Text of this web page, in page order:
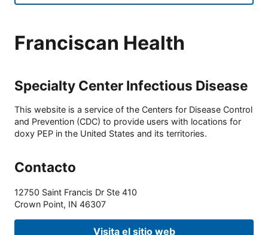
Franciscan Health
Specialty Center Infectious Disease
This website is a service of the Centers for Disease Control
and Prevention (CDC) to provide users with locations for
doxy PEP in the United States and its territories.
Contacto
12750 Saint Francis Dr Ste 410
Crown Point, IN 46307
Visita el sitio web